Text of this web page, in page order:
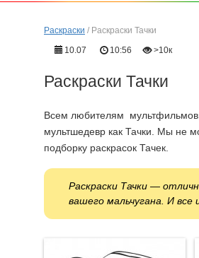
Раскраски / Раскраски Тачки
10.07
10:56 >10к
Раскраски Тачки
Всем любителям
мультшедевр как Тачки. Мы не
подборку раскрасок Тачек.
Раскраски Тачки —
вашего мальчугана. И все